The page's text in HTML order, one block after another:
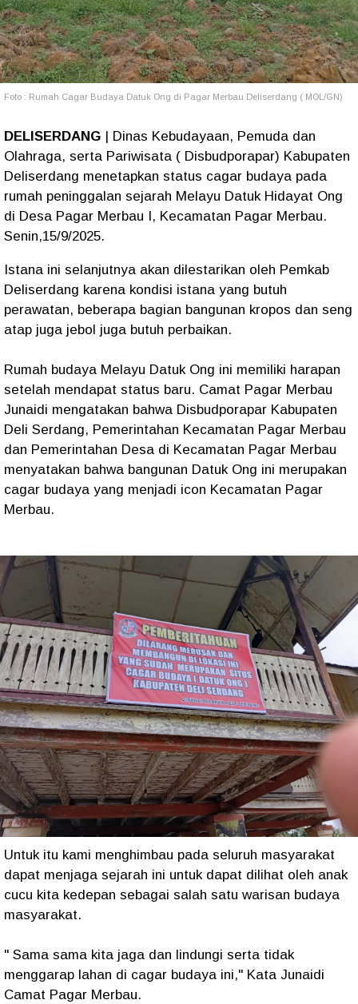
Foto : Rumah Cagar Budaya Datuk Ong di Pagar Merbau Deliserdang ( MOL/GN)
DELISERDANG | Dinas Kebudayaan, Pemuda dan
Olahraga, serta Pariwisata ( Disbudporapar) Kabupaten
Deliserdang menetapkan status cagar budaya pada
rumah peninggalan sejarah Melayu Datuk Hidayat Ong
di Desa Pagar Merbau I, Kecamatan Pagar Merbau.
Senin,15/9/2025.
Istana ini selanjutnya akan dilestarikan oleh Pemkab
Deliserdang karena kondisi istana yang butuh
perawatan, beberapa bagian bangunan kropos dan seng
atap juga jebol juga butuh perbaikan.
Rumah budaya Melayu Datuk Ong ini memiliki harapan
setelah mendapat status baru. Camat Pagar Merbau
Junaidi mengatakan bahwa Disbudporapar Kabupaten
Deli Serdang, Pemerintahan Kecamatan Pagar Merbau
dan Pemerintahan Desa di Kecamatan Pagar Merbau
menyatakan bahwa bangunan Datuk Ong ini merupakan
cagar budaya yang menjadi icon Kecamatan Pagar
Merbau.
Untuk itu kami menghimbau pada seluruh masyarakat
dapat menjaga sejarah ini untuk dapat dilihat oleh anak
cucu kita kedepan sebagai salah satu warisan budaya
masyarakat.
" Sama sama kita jaga dan lindungi serta tidak
menggarap lahan di cagar budaya ini," Kata Junaidi
Camat Pagar Merbau.